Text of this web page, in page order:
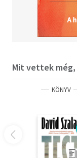
Mit vettek
KÖNYV